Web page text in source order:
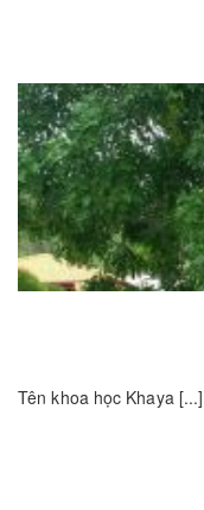
Tên khoa học Khaya [...]